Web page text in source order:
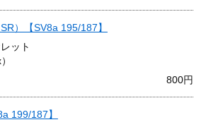
）【SV8a 195/187】
ット
800円
199/187】